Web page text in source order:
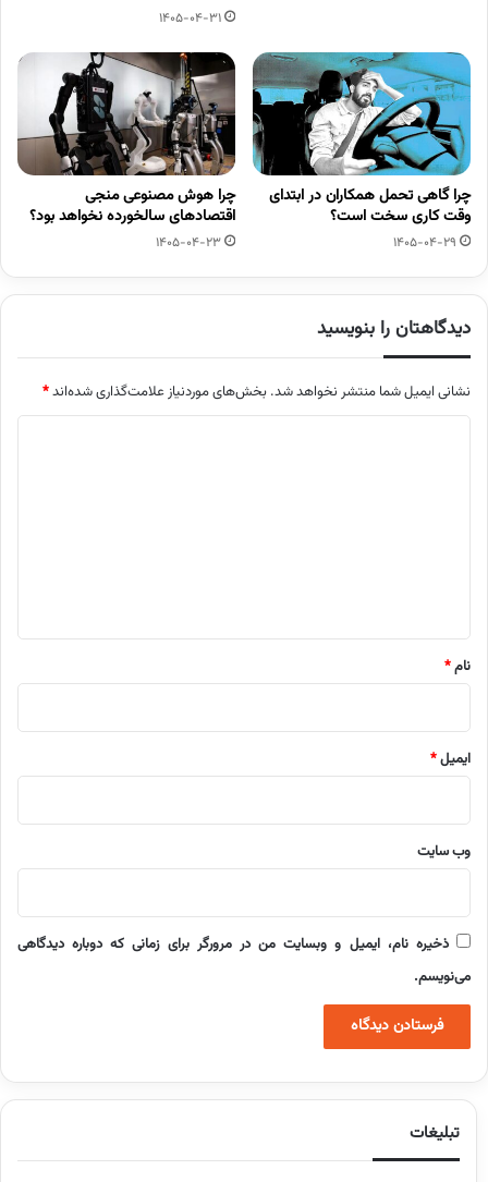
1405-04-31
چرا گاهی تحمل همکاران در ابتدای
وقت کاری سخت است؟
1405-04-29
چرا هوش مصنوعی منجی
اقتصادهای سالخورده نخواهد بود؟
1405-04-23
دیدگاهتان را بنویسید
نشانی ایمیل شما منتشر نخواهد شد. بخش‌های موردنیاز علامت‌گذاری شده‌اند*
نام*
ایمیل*
وب‌ سایت
ذخیره نام، ایمیل و وبسایت من در مرورگر برای زمانی که دوباره دیدگاهی
می‌نویسم.
تبلیغات